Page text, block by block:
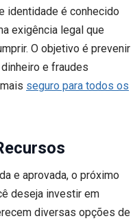
identidade é conhecido
exigência legal que
O objetivo é prevenir
e fraudes
seguro para todos os
e aprovada, o próximo
deseja investir em
diversas opções de